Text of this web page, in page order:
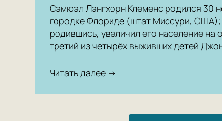
Сэмюэл Лэнгхорн Клеменс родился 30
городке Флориде (штат Миссури, США);
родившись, увеличил его население на
третий из четырёх выживших детей
Читать далее →